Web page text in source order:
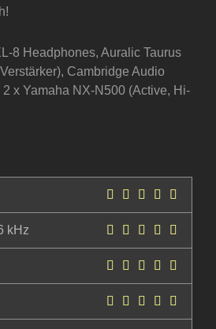
8 Headphones, Auralic Taurus
Cambridge Audio
x Yamaha NX-N500 (Active, Hi-
kHz